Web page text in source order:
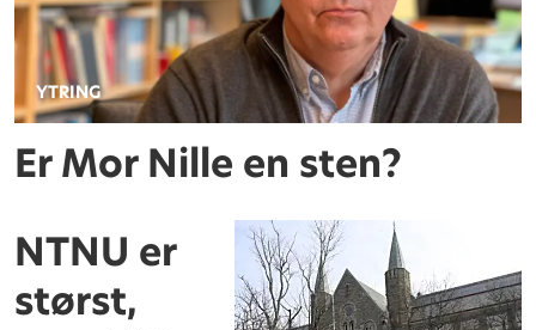
YTRING
Er Mor Nille en sten?
NTNU er
størst,